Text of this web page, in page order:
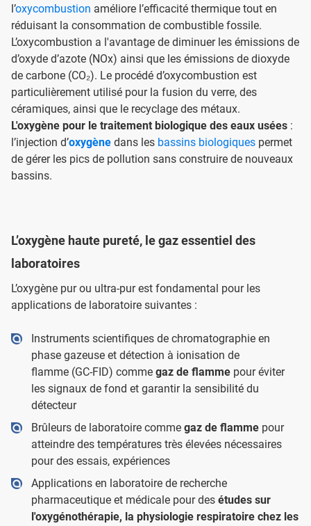
l’oxycombustion améliore l’efficacité thermique tout en
réduisant la consommation de combustible fossile.
L’oxycombustion a l'avantage de diminuer les émissions de
d’oxyde d’azote (NOx) ainsi que les émissions de dioxyde
de carbone (CO₂). Le procédé d’oxycombustion est
particulièrement utilisé pour la fusion du verre, des
céramiques, ainsi que le recyclage des métaux.
L'oxygène pour le traitement biologique des eaux usées :
l’injection d’oxygène dans les bassins biologiques permet
de gérer les pics de pollution sans construire de nouveaux
bassins.
L’oxygène haute pureté, le gaz essentiel des
laboratoires
L’oxygène pur ou ultra-pur est fondamental pour les
applications de laboratoire suivantes :
Instruments scientifiques de chromatographie en
phase gazeuse et détection à ionisation de
flamme (GC-FID) comme gaz de flammepour éviter
les signaux de fond et garantir la sensibilité du
détecteur
Brûleurs de laboratoire comme gaz de flammepour
atteindre des températures très élevées nécessaires
pour des essais, expériences
Applications en laboratoire de recherche
pharmaceutique et médicale pour des études sur
l'oxygénothérapie, la physiologie respiratoire chez les